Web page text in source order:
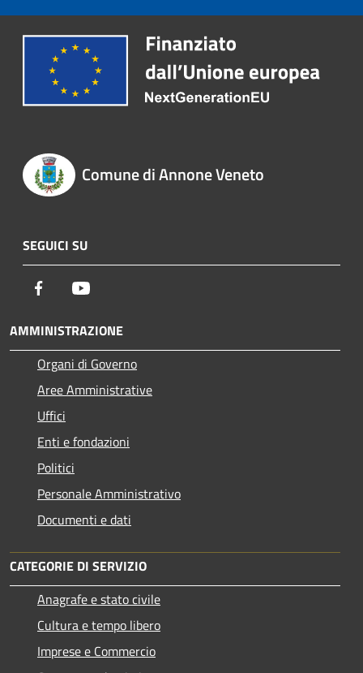
Comune di Annone Veneto
SEGUICI SU
Facebook
AMMINISTRAZIONE
Organi di Governo
Aree Amministrative
Uffici
Enti e fondazioni
Politici
Personale Amministrativo
Documenti e dati
CATEGORIE DI SERVIZIO
Anagrafe e stato civile
Cultura e tempo libero
Imprese e Commercio